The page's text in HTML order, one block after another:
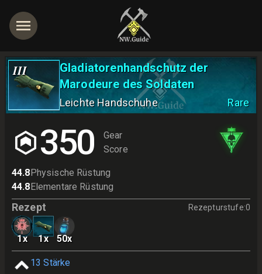
III
Gladiatorenhandschutz der
Marodeure des Soldaten
Leichte Handschuhe Rare
350
Gear
Score
44.8Physische Rüstung
44.8Elementare Rüstung
Rezept Rezepturstufe:0
1x 1x 50x
13 Stärke